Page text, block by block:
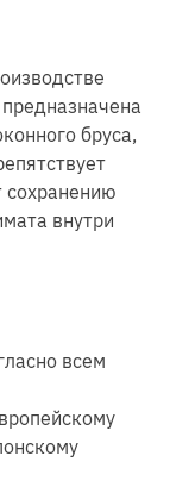
бруса,
сохранению
внутри
всем